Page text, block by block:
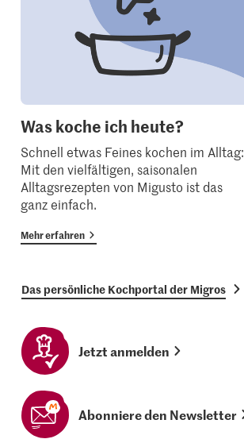
Was koche ich heute?
Schnell etwas Feines kochen im Alltag:
Mit den vielfältigen, saisonalen
Alltagsrezepten von Migusto ist das
ganz einfach.
Mehr erfahren
Das persönliche Kochportal der Migros
Jetzt anmelden
Abonniere den Newsletter